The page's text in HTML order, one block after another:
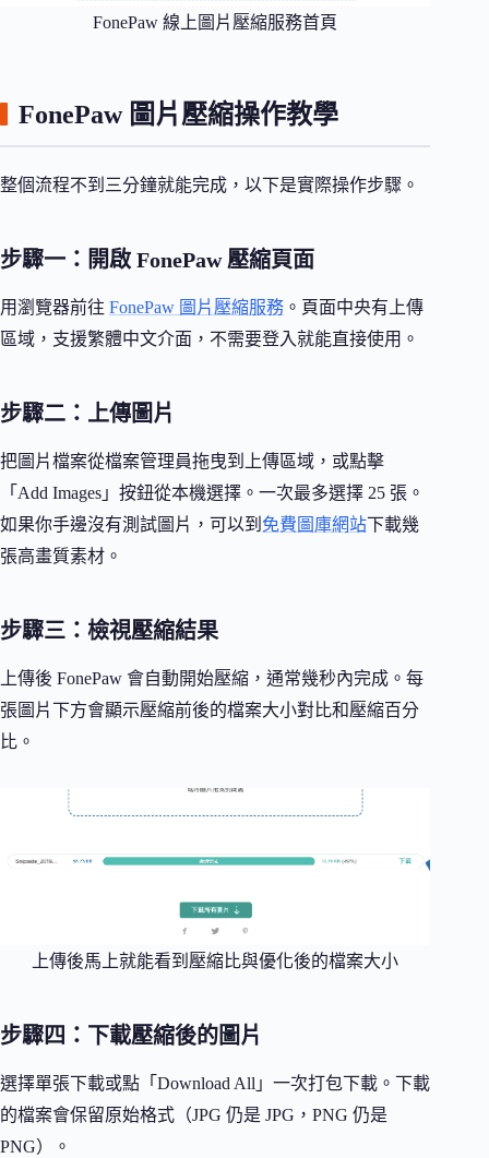
FonePaw 線上圖片壓縮服務首頁
FonePaw 圖片壓縮操作教學
整個流程不到三分鐘就能完成，以下是實際操作步驟。
步驟一：開啟 FonePaw 壓縮頁面
用瀏覽器前往 FonePaw 圖片壓縮服務 。頁面中央有上傳
區域，支援繁體中文介面，不需要登入就能直接使用。
步驟二：上傳圖片
把圖片檔案從檔案管理員拖曳到上傳區域，或點擊
「Add Images」按鈕從本機選擇。一次最多選擇 25 張。
如果你手邊沒有測試圖片，可以到 免費圖庫網站下載幾
張高畫質素材。
步驟三：檢視壓縮結果
上傳後 FonePaw 會自動開始壓縮，通常幾秒內完成。每
張圖片下方會顯示壓縮前後的檔案大小對比和壓縮百分
比。
上傳後馬上就能看到壓縮比與優化後的檔案大小
步驟四：下載壓縮後的圖片
選擇單張下載或點「Download All」一次打包下載。下載
的檔案會保留原始格式（JPG 仍是 JPG，PNG 仍是
PNG）。